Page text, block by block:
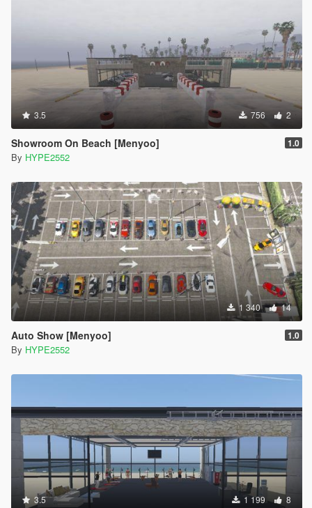
3.5 756 2
Showroom On Beach [Menyoo] 1.0
By HYPE2552
1 340 14
Auto Show [Menyoo] 1.0
By HYPE2552
3.5 1 199 8